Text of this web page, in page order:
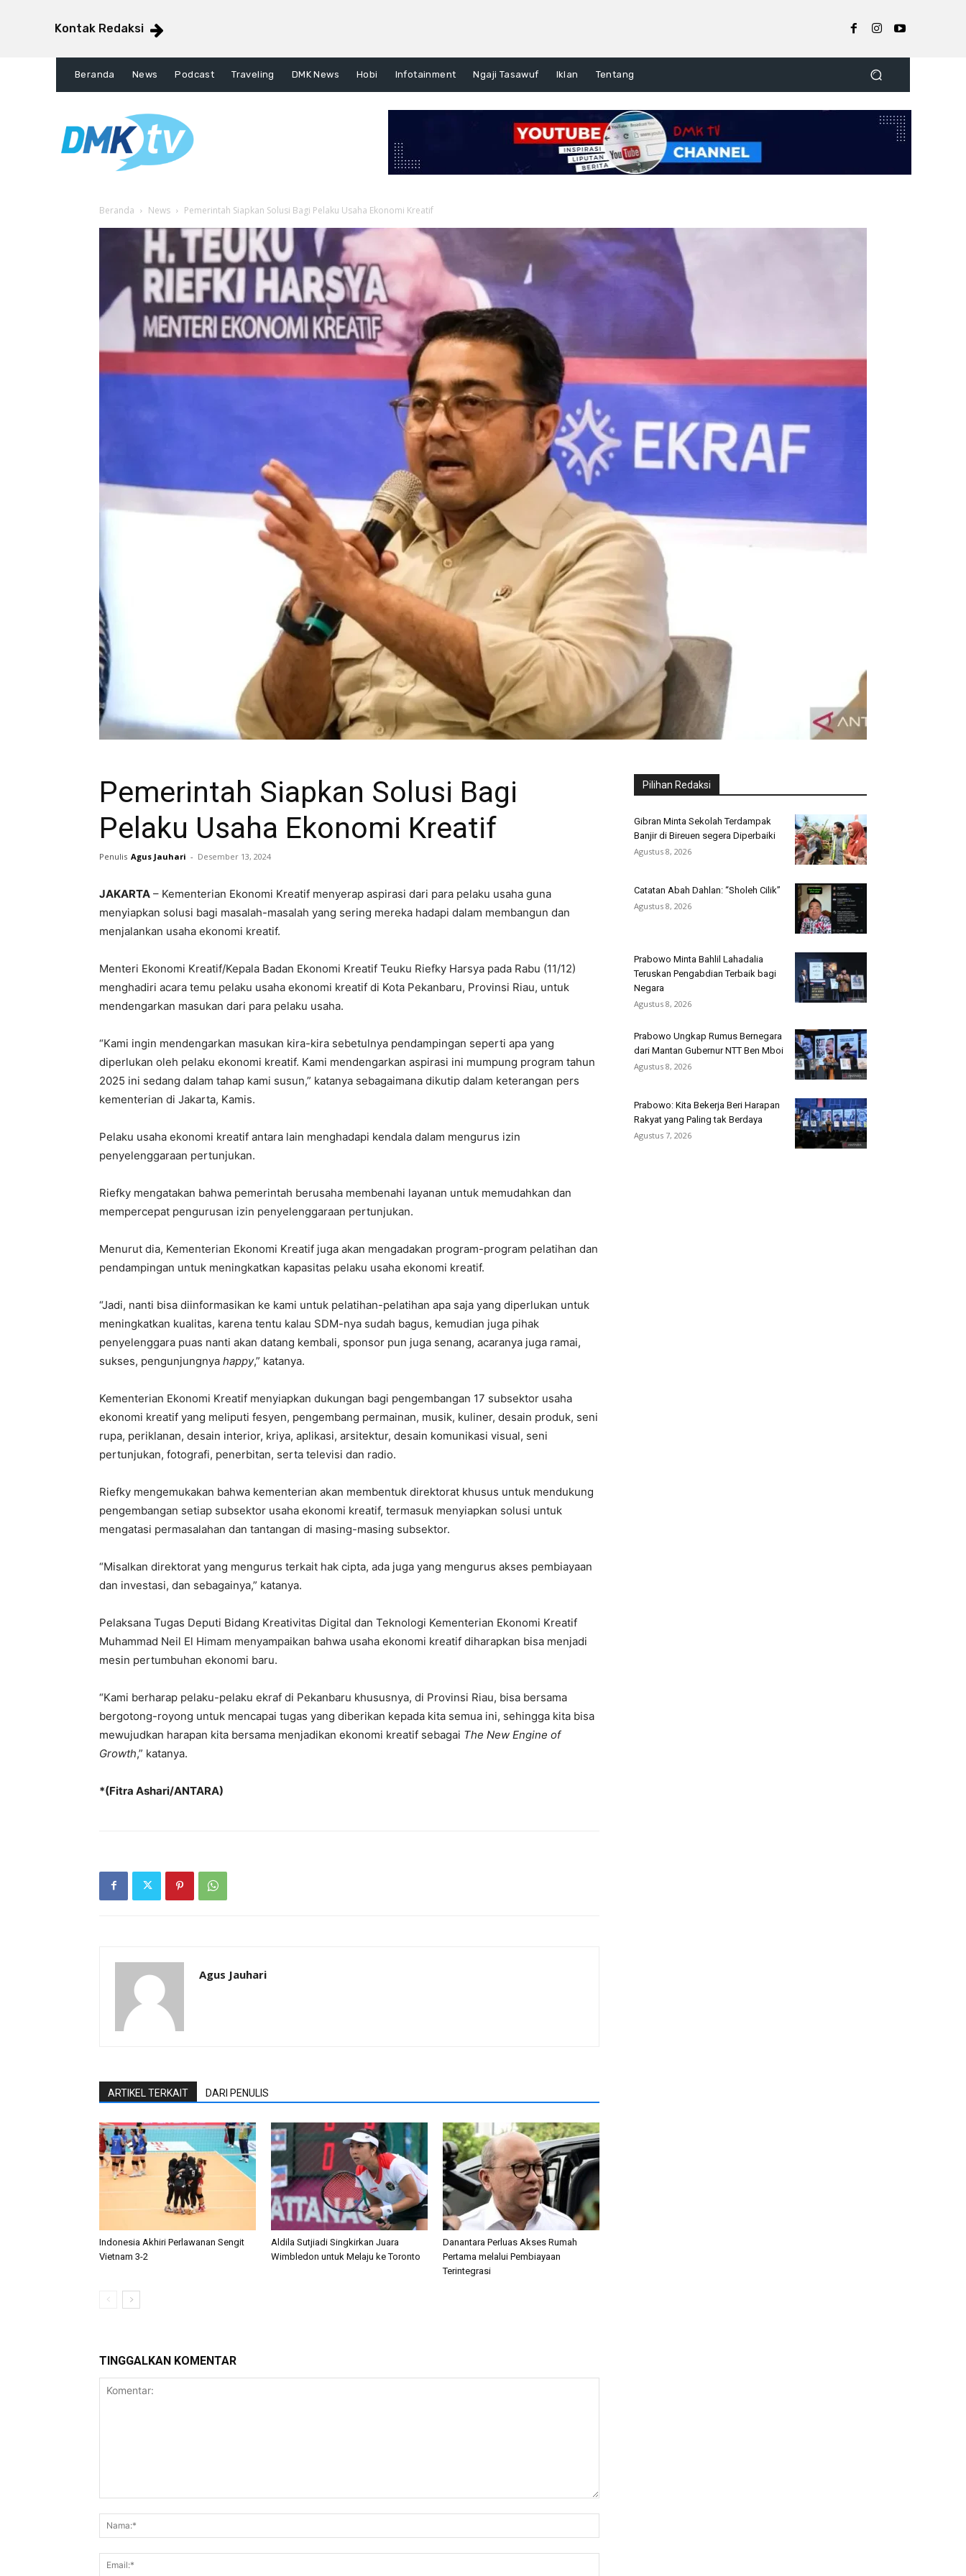
Kontak Redaksi
Beranda News Podcast Traveling DMK News Hobi Infotainment Ngaji Tasawuf Iklan Tentang
Beranda News Pemerintah Siapkan Solusi Bagi Pelaku Usaha Ekonomi Kreatif
Pemerintah Siapkan Solusi Bagi
Pelaku Usaha Ekonomi Kreatif
Penulis Agus Jauhari - Desember 13, 2024
JAKARTA – Kementerian Ekonomi Kreatif menyerap aspirasi dari para pelaku usaha guna
menyiapkan solusi bagi masalah-masalah yang sering mereka hadapi dalam membangun dan
menjalankan usaha ekonomi kreatif.
Menteri Ekonomi Kreatif/Kepala Badan Ekonomi Kreatif Teuku Riefky Harsya pada Rabu (11/12)
menghadiri acara temu pelaku usaha ekonomi kreatif di Kota Pekanbaru, Provinsi Riau, untuk
mendengarkan masukan dari para pelaku usaha.
“Kami ingin mendengarkan masukan kira-kira sebetulnya pendampingan seperti apa yang
diperlukan oleh pelaku ekonomi kreatif. Kami mendengarkan aspirasi ini mumpung program tahun
2025 ini sedang dalam tahap kami susun,” katanya sebagaimana dikutip dalam keterangan pers
kementerian di Jakarta, Kamis.
Pelaku usaha ekonomi kreatif antara lain menghadapi kendala dalam mengurus izin
penyelenggaraan pertunjukan.
Riefky mengatakan bahwa pemerintah berusaha membenahi layanan untuk memudahkan dan
mempercepat pengurusan izin penyelenggaraan pertunjukan.
Menurut dia, Kementerian Ekonomi Kreatif juga akan mengadakan program-program pelatihan dan
pendampingan untuk meningkatkan kapasitas pelaku usaha ekonomi kreatif.
“Jadi, nanti bisa diinformasikan ke kami untuk pelatihan-pelatihan apa saja yang diperlukan untuk
meningkatkan kualitas, karena tentu kalau SDM-nya sudah bagus, kemudian juga pihak
penyelenggara puas nanti akan datang kembali, sponsor pun juga senang, acaranya juga ramai,
sukses, pengunjungnya happy,” katanya.
Kementerian Ekonomi Kreatif menyiapkan dukungan bagi pengembangan 17 subsektor usaha
ekonomi kreatif yang meliputi fesyen, pengembang permainan, musik, kuliner, desain produk, seni
rupa, periklanan, desain interior, kriya, aplikasi, arsitektur, desain komunikasi visual, seni
pertunjukan, fotografi, penerbitan, serta televisi dan radio.
Riefky mengemukakan bahwa kementerian akan membentuk direktorat khusus untuk mendukung
pengembangan setiap subsektor usaha ekonomi kreatif, termasuk menyiapkan solusi untuk
mengatasi permasalahan dan tantangan di masing-masing subsektor.
“Misalkan direktorat yang mengurus terkait hak cipta, ada juga yang mengurus akses pembiayaan
dan investasi, dan sebagainya,” katanya.
Pelaksana Tugas Deputi Bidang Kreativitas Digital dan Teknologi Kementerian Ekonomi Kreatif
Muhammad Neil El Himam menyampaikan bahwa usaha ekonomi kreatif diharapkan bisa menjadi
mesin pertumbuhan ekonomi baru.
“Kami berharap pelaku-pelaku ekraf di Pekanbaru khususnya, di Provinsi Riau, bisa bersama
bergotong-royong untuk mencapai tugas yang diberikan kepada kita semua ini, sehingga kita bisa
mewujudkan harapan kita bersama menjadikan ekonomi kreatif sebagai The New Engine of
Growth,” katanya.
*(Fitra Ashari/ANTARA)
Agus Jauhari
ARTIKEL TERKAIT DARI PENULIS
Indonesia Akhiri Perlawanan Sengit
Vietnam 3-2
Aldila Sutjiadi Singkirkan Juara
Wimbledon untuk Melaju ke Toronto
Danantara Perluas Akses Rumah
Pertama melalui Pembiayaan
Terintegrasi
TINGGALKAN KOMENTAR
Pilihan Redaksi
Gibran Minta Sekolah Terdampak
Banjir di Bireuen segera Diperbaiki
Agustus 8, 2026
Catatan Abah Dahlan: “Sholeh Cilik”
Agustus 8, 2026
Prabowo Minta Bahlil Lahadalia
Teruskan Pengabdian Terbaik bagi
Negara
Agustus 8, 2026
Prabowo Ungkap Rumus Bernegara
dari Mantan Gubernur NTT Ben Mboi
Agustus 8, 2026
Prabowo: Kita Bekerja Beri Harapan
Rakyat yang Paling tak Berdaya
Agustus 7, 2026